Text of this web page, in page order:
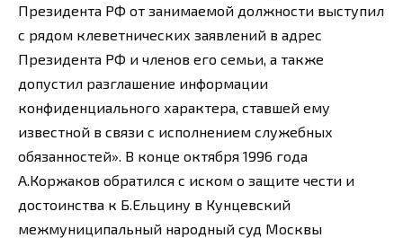
Президента РФ от занимаемой должности выступил
с рядом клеветнических заявлений в адрес
Президента РФ и членов его семьи, а также
допустил разглашение информации
конфиденциального характера, ставшей ему
известной в связи с исполнением служебных
обязанностей». В конце октября 1996 года
А.Коржаков обратился с иском о защите чести и
достоинства к Б.Ельцину в Кунцевский
межмуниципальный народный суд Москвы